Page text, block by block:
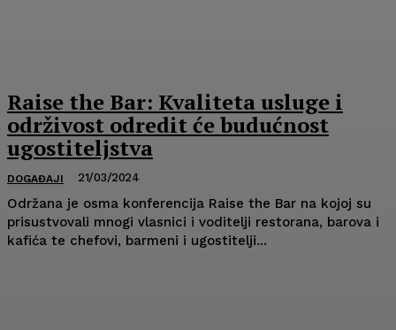
Raise the Bar: Kvaliteta usluge i
održivost odredit će budućnost
ugostiteljstva
DOGAĐAJI 21/03/2024
Održana je osma konferencija Raise the Bar na kojoj su
prisustvovali mnogi vlasnici i voditelji restorana, barova i
kafića te chefovi, barmeni i ugostitelji...